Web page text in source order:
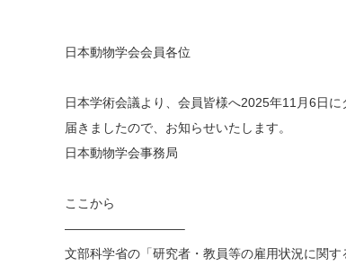
日本動物学会会員各位
日本学術会議より、会員皆様へ2025年11月6日
届きましたので、お知らせいたします。
日本動物学会事務局
ここから
—————————–
文部科学省の「研究者・教員等の雇用状況に関